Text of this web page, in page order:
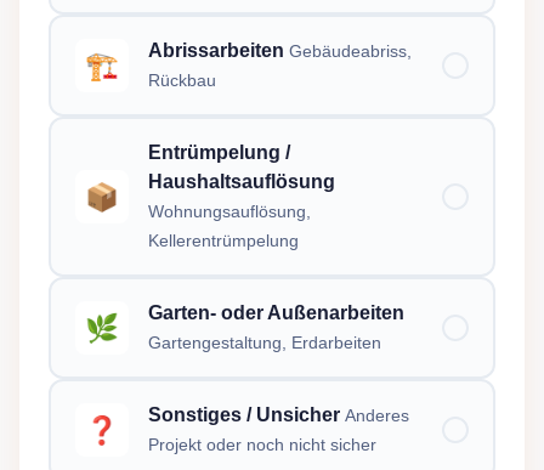
🏗️ Abrissarbeiten Gebäudeabriss,
Rückbau
📦
Entrümpelung /
Haushaltsauflösung
Wohnungsauflösung,
Kellerentrümpelung
🌿 Garten- oder Außenarbeiten
Gartengestaltung, Erdarbeiten
❓ Sonstiges / Unsicher Anderes
Projekt oder noch nicht sicher